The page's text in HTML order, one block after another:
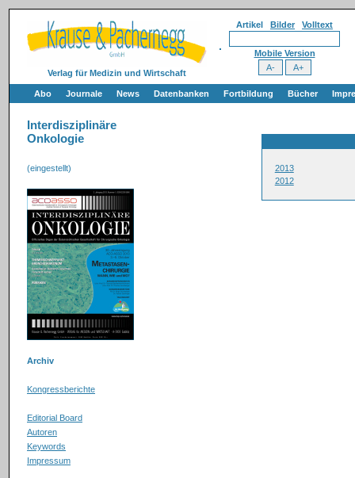
Verlag für Medizin und Wirtschaft
Artikel Bilder Volltext
Mobile Version
Abo Journale News Datenbanken Fortbildung Bücher
Interdisziplinäre
Onkologie
(eingestellt)
Archiv
Kongressberichte
Editorial Board
Autoren
Keywords
Impressum
2013
2012